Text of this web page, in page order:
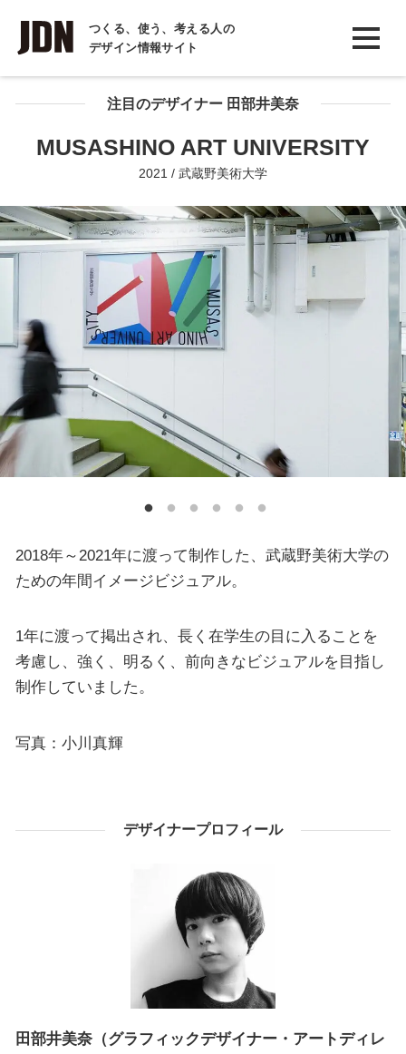
つくる、使う、考える人の
デザイン情報サイト
INTERVIEW
インタビュー
REPORT
COLUMN
注目のデザイナー 田部井美奈
MUSASHINO ART UNIVERSITY
2021 / 武蔵野美術大学
2018年～2021年に渡って制作した、武蔵野美術大学の
ための年間イメージビジュアル。
1年に渡って掲出され、長く在学生の目に入ることを
考慮し、強く、明るく、前向きなビジュアルを目指し
制作していました。
写真：小川真輝
デザイナープロフィール
田部井美奈（グラフィックデザイナー・アートディレ